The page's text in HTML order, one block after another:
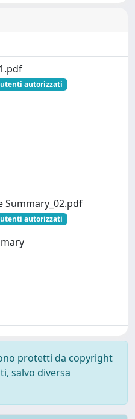
autorizzati
Summary_02.pdf
autorizzati
protetti da copyright
salvo diversa